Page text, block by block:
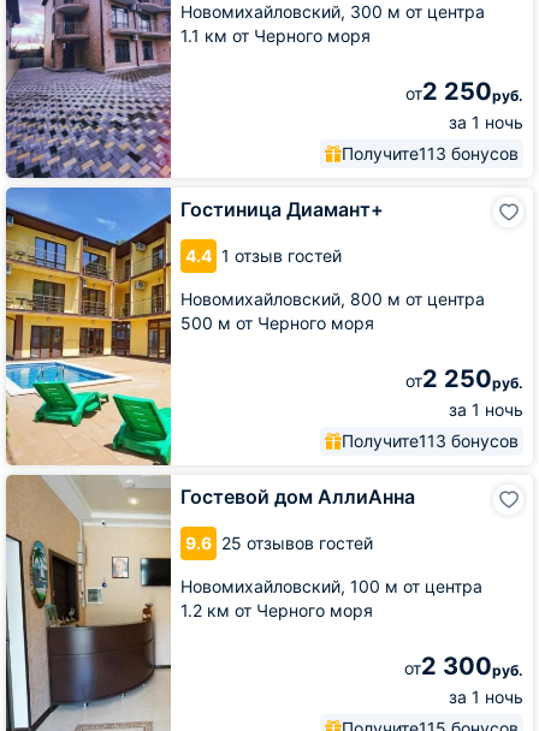
Новомихайловский, 300 м от центра
1.1 км от Черного моря
от2 250руб.
за 1 ночь
Получите113 бонусов
Гостиница Диамант+
4.4 1 отзыв гостей
Новомихайловский, 800 м от центра
500 м от Черного моря
от2 250руб.
за 1 ночь
Получите113 бонусов
Гостиница
Диамант+
Гостевой дом АллиАнна
9.6 25 отзывов гостей
Новомихайловский, 100 м от центра
1.2 км от Черного моря
от2 300руб.
за 1 ночь
Гостевой